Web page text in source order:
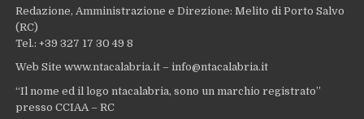
Redazione, Amministrazione e Direzione: Melito di Porto Salvo
(RC)
Tel.: +39 327 17 30 49 8
Web Site www.ntacalabria.it – info@ntacalabria.it
“Il nome ed il logo ntacalabria, sono un marchio registrato”
presso CCIAA – RC